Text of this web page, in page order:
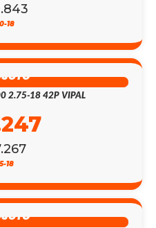
18
2.75-18 42P VIPAL
18